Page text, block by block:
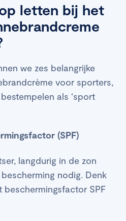
letten bij het
we zes belangrijke
voor sporters,
als ‘sport
(SPF)
langdurig in de zon
nodig. Denk
SPF